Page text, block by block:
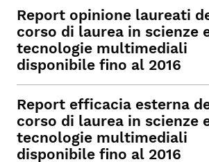
Report opinione laureati
corso di laurea in scienze
tecnologie multimediali
disponibile fino al 2016
Report efficacia esterna
corso di laurea in scienze
tecnologie multimediali
disponibile fino al 2016